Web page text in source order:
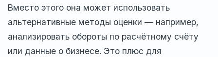
Вместо этого она может использовать
альтернативные методы оценки — например,
анализировать обороты по расчётному счёту
или данные о бизнесе. Это плюс для